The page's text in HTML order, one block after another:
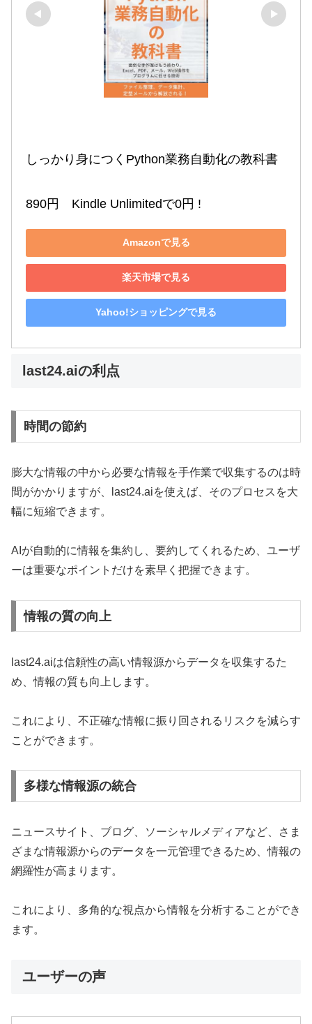
しっかり身につくPython業務自動化の教科書
890円　Kindle Unlimitedで0円 !
Amazonで見る
楽天市場で見る
Yahoo!ショッピングで見る
last24.aiの利点
時間の節約
膨大な情報の中から必要な情報を手作業で収集するのは時
間がかかりますが、last24.aiを使えば、そのプロセスを大
幅に短縮できます。
AIが自動的に情報を集約し、要約してくれるため、ユーザ
ーは重要なポイントだけを素早く把握できます。
情報の質の向上
last24.aiは信頼性の高い情報源からデータを収集するた
め、情報の質も向上します。
これにより、不正確な情報に振り回されるリスクを減らす
ことができます。
多様な情報源の統合
ニュースサイト、ブログ、ソーシャルメディアなど、さま
ざまな情報源からのデータを一元管理できるため、情報の
網羅性が高まります。
これにより、多角的な視点から情報を分析することができ
ます。
ユーザーの声